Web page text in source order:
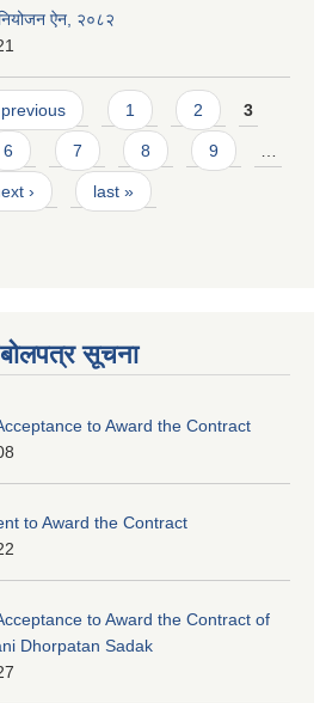
ऐन, २०८२
previous 1 2 3
6 7 8 9 …
› last »
सूचना
to Award the Contract
to Award the Contract
to Award the Contract of
Dhorpatan Sadak